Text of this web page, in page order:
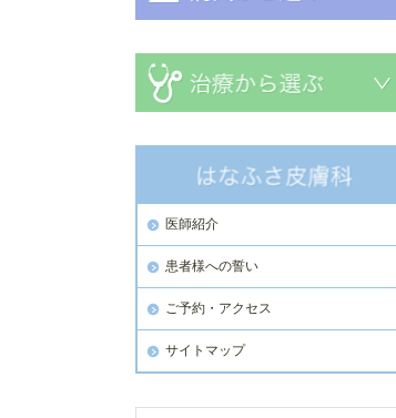
医師紹介
患者様への誓い
ご予約・アクセス
サイトマップ